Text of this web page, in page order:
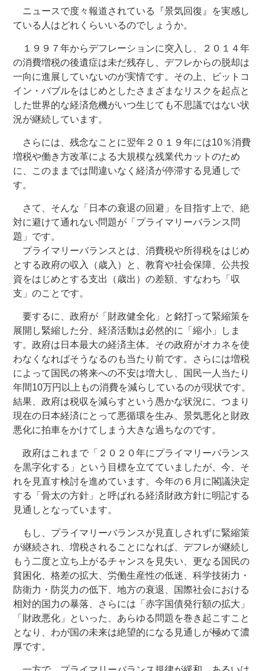
ニュースで度々報道されている『景気回復』を実感し
ている人はどれくらいいるのでしょうか。
１９９７年からデフレーションに突入し、２０１４年
の消費増税の後遺症は未だ残存し、デフレからの脱却は
一向に進展していないのが実情です。その上、ビットコ
イン・バブルをはじめとしたさまざまなリスクを起点と
した世界的な経済危機がいつ生じても不思議ではない状
況が継続しています。
さらには、残念なことに翌年２０１９年には10％消費
増税や働き方改革による大規模な残業代カットのため
に、このままでは間違いなく経済が停滞する見通しで
す。
さて、そんな「日本の衰退の回避」を目指す上で、絶
対に避けて通れない問題が「プライマリーバランス問
題」です。
プライマリーバランスとは、消費税や所得税をはじめ
とする政府の収入（歳入）と、教育や社会保障、公共投
資をはじめとする支出（歳出）の差額、すなわち「収
支」のことです。
要するに、政府が「財政健全化」と銘打って緊縮策を
展開し緊縮した分、経済活動は必然的に「縮小」しま
す。政府は日本最大の経済主体。その政府がオカネを使
わなくなればそうなるのも当たり前です。さらには増税
によって国民の将来への不安は増大し、国民一人当たり
年間10万円以上もの消費を減らしているのが現状です。
結果、政府は税収を減らすという愚かな状況に。つまり
現在の日本経済にとって悪循環を生み、景気悪化と財政
悪化に拍車をかけてしまう大きな過ちなのです。
政府はこれまで「２０２０年にプライマリーバランス
を黒字化する」という目標を立てていましたが、今、そ
れを見直す検討を進めています。今年の６月に閣議決定
する「骨太の方針」と呼ばれる経済財政方針に明記する
見通しとなっています。
もし、プライマリーバランスが見直しされずに緊縮策
が継続され、増税されることになれば、デフレが継続し
もう二度と立ち上がるチャンスを見失い、更なる国民の
貧困化、格差の拡大、労働生産性の低迷、科学技術力・
防衛力・防災力の低下、地方の衰退、国際社会における
相対的国力の暴落、さらには「赤字国債発行額の拡大」
「財政悪化」といった、あらゆる問題を巻き起こすこと
となり、わが国の未来は絶望的になる見通しが極めて濃
厚です。